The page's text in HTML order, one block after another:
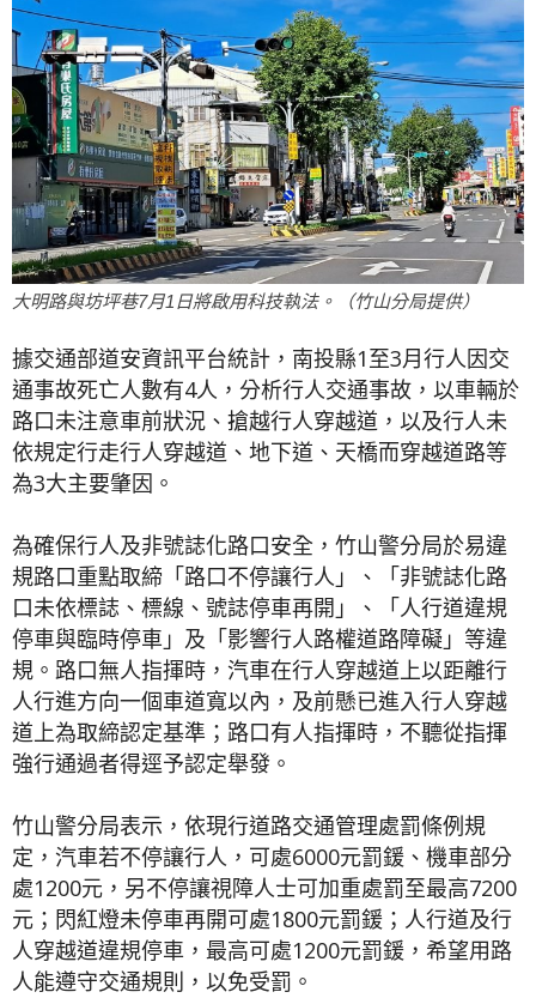
大明路與坊坪巷7月1日將啟用科技執法。（竹山分局提供）
據交通部道安資訊平台統計，南投縣1至3月行人因交
通事故死亡人數有4人，分析行人交通事故，以車輛於
路口未注意車前狀況、搶越行人穿越道，以及行人未
依規定行走行人穿越道、地下道、天橋而穿越道路等
為3大主要肇因。
為確保行人及非號誌化路口安全，竹山警分局於易違
規路口重點取締「路口不停讓行人」、「非號誌化路
口未依標誌、標線、號誌停車再開」、「人行道違規
停車與臨時停車」及「影響行人路權道路障礙」等違
規。路口無人指揮時，汽車在行人穿越道上以距離行
人行進方向一個車道寬以內，及前懸已進入行人穿越
道上為取締認定基準；路口有人指揮時，不聽從指揮
強行通過者得逕予認定舉發。
竹山警分局表示，依現行道路交通管理處罰條例規
定，汽車若不停讓行人，可處6000元罰鍰、機車部分
處1200元，另不停讓視障人士可加重處罰至最高7200
元；閃紅燈未停車再開可處1800元罰鍰；人行道及行
人穿越道違規停車，最高可處1200元罰鍰，希望用路
人能遵守交通規則，以免受罰。